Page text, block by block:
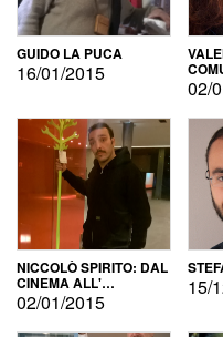
GUIDO LA PUCA
16/01/2015
02/
NICCOLÒ SPIRITO: DAL
CINEMA ALL'
AUTOPRODUZIONE
02/01/2015
15/